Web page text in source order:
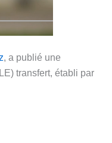
, a publié une
transfert, établi par